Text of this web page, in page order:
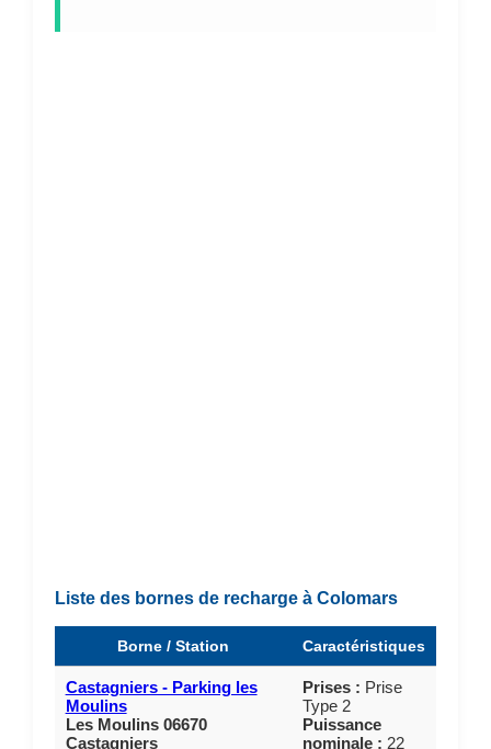
Liste des bornes de recharge à Colomars
Borne / Station Caractéristiques
Castagniers - Parking les
Moulins
Les Moulins 06670
Castagniers
Prises : Prise
Type 2
Puissance
nominale : 22